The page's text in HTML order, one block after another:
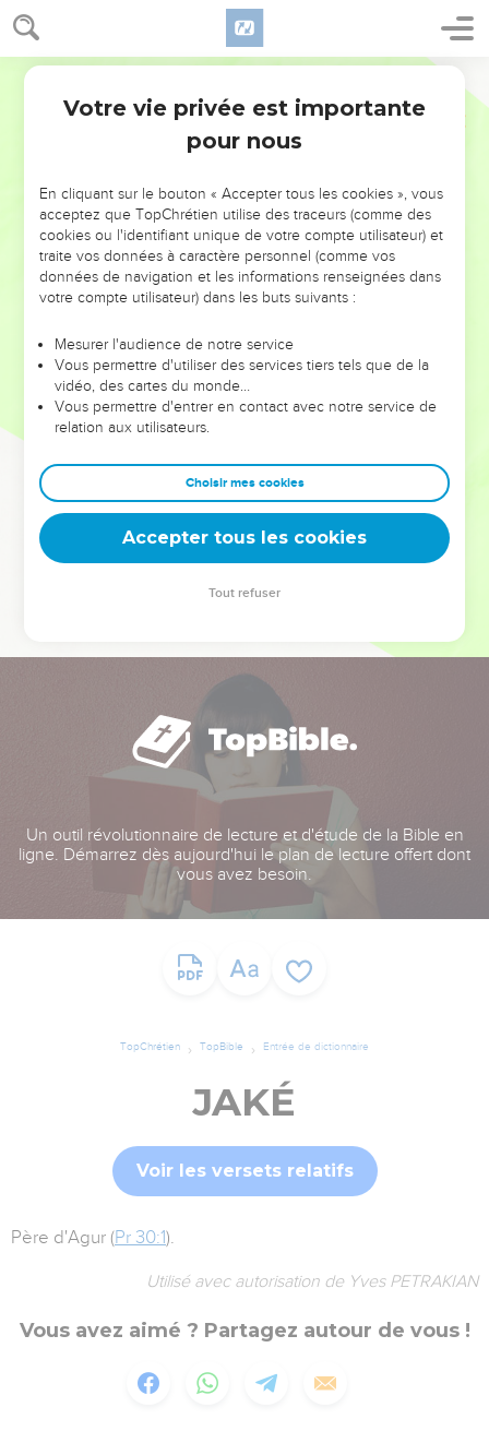
NE MANQUEZ PAS L’ÉVÉNEMENT
DE L’ANNÉE !
ET SI LEURS ERREURS POUVAIENT VOUS ÉVITER LES
VOTRES ?
leur foi ou leur vision. Mais on voit moins les doutes, les erreurs
et les saisons difficiles qu'ils ont traversés, alors même que ce
sont elles qui les ont façonnés.
Dans cette conférence, leaders, entrepreneurs, et responsables
clés pour avancer avec plus de sagesse afin que leurs erreurs
deviennent vos tremplins. Que vous guidiez un ministère, une
équipe, un groupe ou une famille, leur expérience est faite
Un outil révolutionnaire de lecture et d'étude de la Bible en
ligne. Démarrez dès aujourd'hui le plan de lecture offert dont
vous avez besoin.
TopChrétien TopBible Entrée de dictionnaire
JAKÉ
Voir les versets relatifs
Père d'Agur (Pr 30:1).
Utilisé avec autorisation de Yves PETRAKIAN
Vous avez aimé ? Partagez autour de vous !
Votre vie privée est importante
pour nous
En cliquant sur le bouton « Accepter tous les cookies », vous
acceptez que TopChrétien utilise des traceurs (comme des
cookies ou l'identifiant unique de votre compte utilisateur) et
traite vos données à caractère personnel (comme vos
données de navigation et les informations renseignées dans
votre compte utilisateur) dans les buts suivants :
Mesurer l'audience de notre service
Vous permettre d'utiliser des services tiers tels que de la
vidéo, des cartes du monde…
Vous permettre d'entrer en contact avec notre service de
relation aux utilisateurs.
Choisir mes cookies
Accepter tous les cookies
Tout refuser